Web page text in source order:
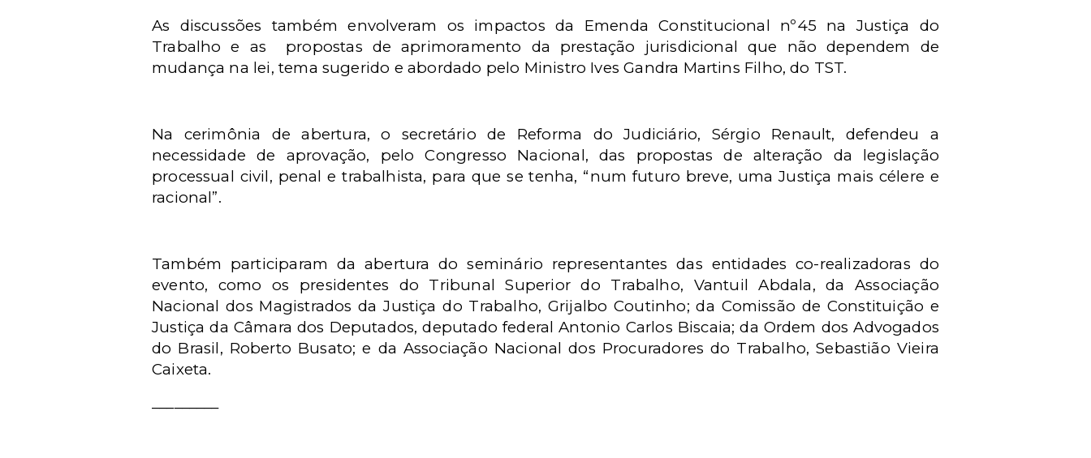
As discussões também envolveram os impactos da Emenda Constitucional nº45 na Justiça do
Trabalho e as
propostas de aprimoramento da prestação jurisdicional que não dependem de
mudança na lei, tema sugerido e abordado pelo Ministro Ives Gandra Martins Filho, do TST.
Na cerimônia de abertura, o secretário de Reforma do Judiciário, Sérgio Renault, defendeu a
necessidade de aprovação, pelo Congresso Nacional, das propostas de alteração da legislação
processual civil, penal e trabalhista, para que se tenha, “num futuro breve, uma Justiça mais célere e
racional”.
Também participaram da abertura do seminário representantes das entidades co-realizadoras do
evento, como os presidentes do Tribunal Superior do Trabalho, Vantuil Abdala, da Associação
Nacional dos Magistrados da Justiça do Trabalho, Grijalbo Coutinho; da Comissão de Constituição e
Justiça da Câmara dos Deputados, deputado federal Antonio Carlos Biscaia; da Ordem dos Advogados
do Brasil, Roberto Busato; e da Associação Nacional dos Procuradores do Trabalho, Sebastião Vieira
Caixeta.